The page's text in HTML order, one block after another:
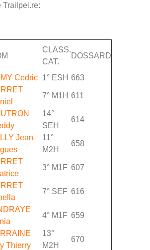
Trailpei.re:
CLASS.
CAT.
DOSSARD
Cedric 1° ESH 663
7° M1H 611
14°
SEH
614
Jean-
11°
M2H
658
3° M1F 607
7° SEF 616
4° M1F 659
Thierry
13°
M2H
670